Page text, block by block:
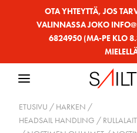
OTA YHTEYTTÄ, JOS
VALINNASSA JOKO
6824950 (MA-PE KLO
ETUSIVU / HARKEN /
HEADSAIL HANDLING /